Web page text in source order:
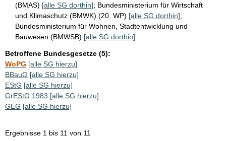
(BMAS) [alle SG dorthin]; Bundesministerium für Wirtschaft
und Klimaschutz (BMWK) (20. WP) [alle SG dorthin];
Bundesministerium für Wohnen, Stadtentwicklung und
Bauwesen (BMWSB) [alle SG dorthin]
Betroffene Bundesgesetze (5):
WoPG [alle SG hierzu]
BBauG [alle SG hierzu]
EStG [alle SG hierzu]
GrEStG 1983 [alle SG hierzu]
GEG [alle SG hierzu]
Ergebnisse 1 bis 11 von 11